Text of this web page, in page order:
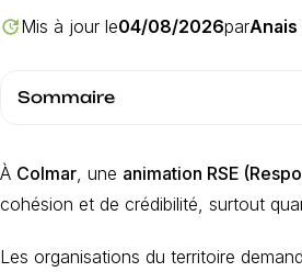
updateMis à jour le04/08/2026parAnais
Sommaire
À Colmar, une animation RSE
cohésion et de crédibilité, surtout
Les organisations du territoire